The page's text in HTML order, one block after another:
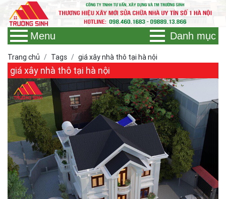
Danh mục
Menu
Trang chủ Tags giá xây nhà thô tại hà nội
giá xây nhà thô tại hà nội